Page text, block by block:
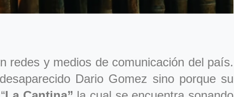
redes y medios de comunicación del país.
Dario Gomez sino porque su